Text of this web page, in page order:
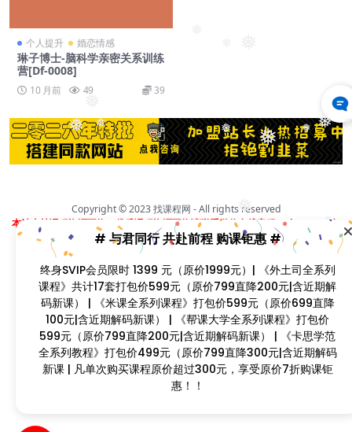
❅
❅ ❅
❅
❅
❅
❅
❅
❅
❅
❅
❅
个人提升 婚恋情感
琳子博士-脑科学亲密关系训练
营[Df-0008]
10 月前 49 39
Copyright © 2023找课程网 - All rights reserved
本站支持课程资源互换，优质课程资源互换请联系微信在线客服：zkcw598 (备
注：课程互换)
闽ICP备2022077749号
# 与君同行 共赴前程 购课钜惠 #
终身SVIP会员限时 1399 元（原价1999元）| 《外土司全系列
课程》共计17套打包价599元（原价799直降200元|含近期解
码新课） | 《米课全系列课程》打包价599元（原价699直降
100元|含近期解码新课） | 《帮课大学全系列课程》打包价
599元（原价799直降200元|含近期解码新课） | 《卡思学范
全系列教程》打包价499元（原价799直降300元|含近期解码
新课 | 凡单次购买课程原价超过300元，享受原价7折购课钜
惠！！